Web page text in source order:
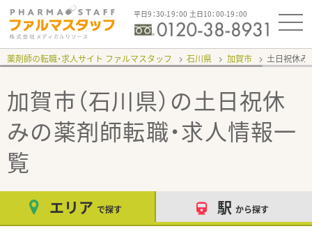
平日9：30-19：00 土日10：00-19：00
薬剤師の転職・求人サイト ファルマスタッフ 石川県 加賀市 土日祝休み
加賀市（石川県）の土日祝休
みの薬剤師転職・求人情報一
覧
エリア で探す 駅 から探す